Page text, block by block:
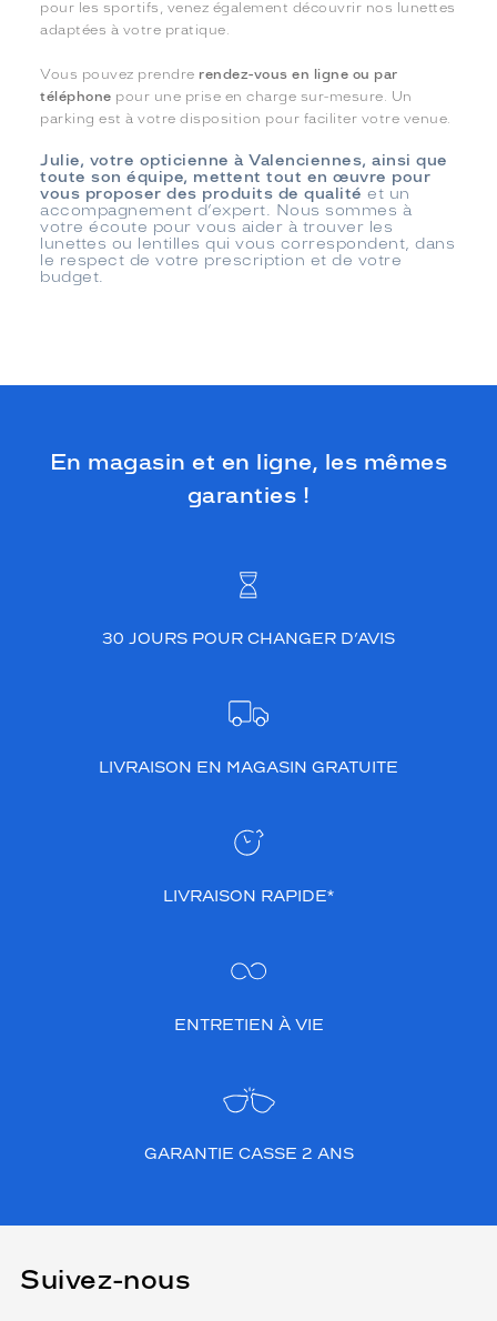
pour les sportifs, venez également découvrir nos lunettes
adaptées à votre pratique.
Vous pouvez prendre rendez-vous en ligne ou par
téléphone pour une prise en charge sur-mesure. Un
parking est à votre disposition pour faciliter votre venue.
Julie, votre opticienne à Valenciennes, ainsi que
toute son équipe, mettent tout en œuvre pour
vous proposer des produits de qualité et un
accompagnement d’expert. Nous sommes à
votre écoute pour vous aider à trouver les
lunettes ou lentilles qui vous correspondent, dans
le respect de votre prescription et de votre
budget.
En magasin et en ligne, les mêmes
garanties !
30 JOURS POUR CHANGER D’AVIS
LIVRAISON EN MAGASIN GRATUITE
LIVRAISON RAPIDE*
ENTRETIEN À VIE
GARANTIE CASSE 2 ANS
Suivez-nous